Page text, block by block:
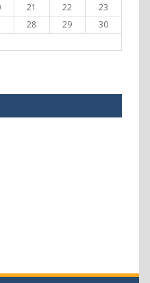
21 22
23
28 29
30